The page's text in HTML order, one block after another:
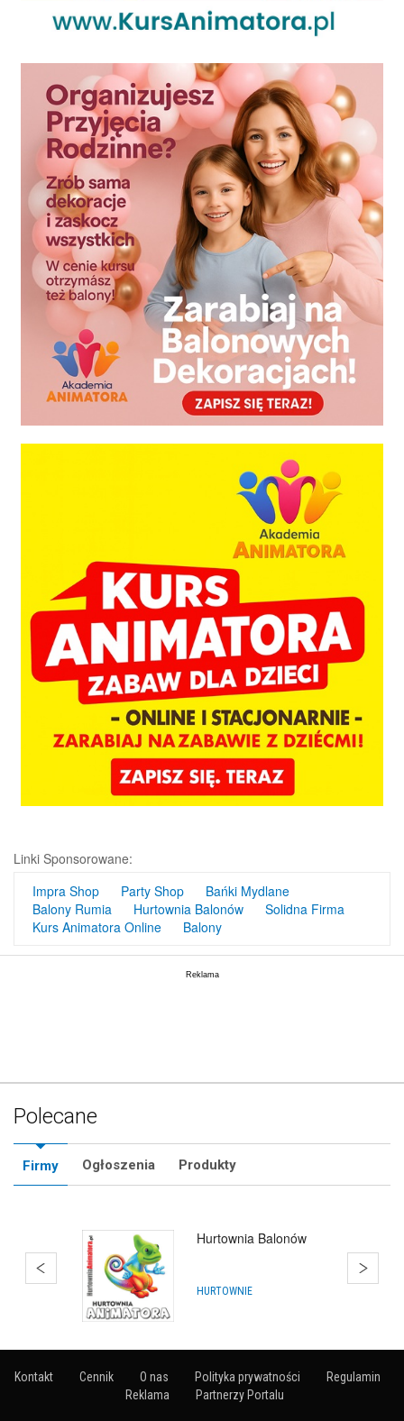
Linki Sponsorowane:
Impra Shop
Party Shop
Bańki Mydlane
Balony Rumia
Hurtownia Balonów
Solidna Firma
Kurs Animatora Online
Balony
Polecane
Firmy Ogłoszenia Produkty
Balony Kosakowo
DEKORACJA SAL I OBIEKTÓW
Kontakt Cennik O nas Polityka prywatności
Regulamin
Reklama
Partnerzy Portalu